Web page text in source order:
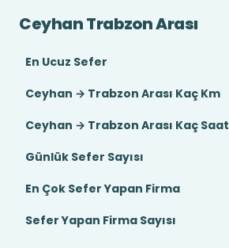
Ceyhan Trabzon Arası
En Ucuz Sefer
Ceyhan → Trabzon Arası Kaç Km
Ceyhan → Trabzon Arası Kaç Saat
Günlük Sefer Sayısı
En Çok Sefer Yapan Firma
Sefer Yapan Firma Sayısı